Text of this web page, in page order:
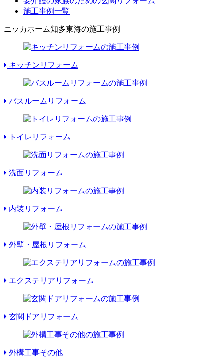
施工事例一覧
ニッカホーム知多東海の施工事例
キッチンリフォーム
バスルームリフォーム
トイレリフォーム
洗面リフォーム
内装リフォーム
外壁・屋根リフォーム
エクステリアリフォーム
玄関ドアリフォーム
外構工事その他